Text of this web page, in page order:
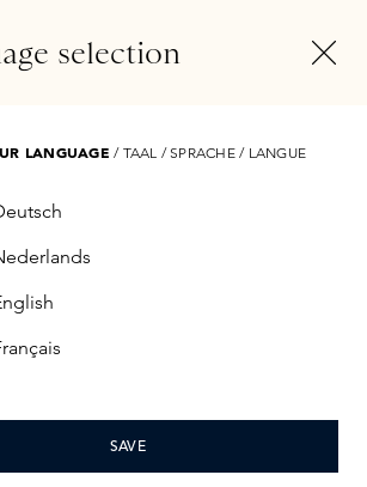
Skins Exclusives Skins Boxen
Parfum 100ml
selection
LANGUAGE / TAAL / SPRACHE / LANGUE
SAVE